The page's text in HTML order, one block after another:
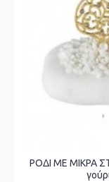
ΡΟΔΙ ΜΕ ΜΙΚΡΑ